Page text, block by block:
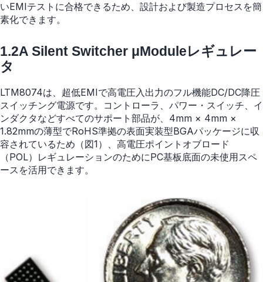
いEMIテストに合格できるため、設計および製造プロセスを簡
素化できます。
1.2A Silent Switcher μModuleレギュレー
タ
LTM8074は、超低EMIで高電圧入出力のフル機能DC/DC降圧
スイッチング電源です。コントローラ、パワー・スイッチ、イ
ンダクタなどすべてのサポート部品が、4mm × 4mm ×
1.82mmの薄型でRoHS準拠の表面実装型BGAパッケージに収
容されているため（図1）、高電圧ポイントオブロード
（POL）レギュレーションのためにPC基板底面の未使用スペ
ースを活用できます。